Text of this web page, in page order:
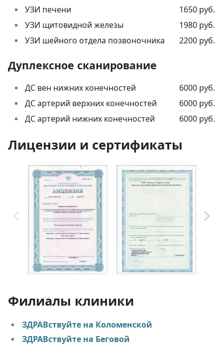
УЗИ печени
1650 руб.
УЗИ щитовидной железы
1980 руб.
УЗИ шейного отдела позвоночника
2200 руб.
Дуплексное сканирование
ДС вен нижних конечностей
6000 руб.
ДС артерий верхних конечностей
6000 руб.
ДС артерий нижних конечностей
6000 руб.
Лицензии и сертификаты
Филиалы клиники
ЗДРАВствуйте на Коломенской
ЗДРАВствуйте на Беговой